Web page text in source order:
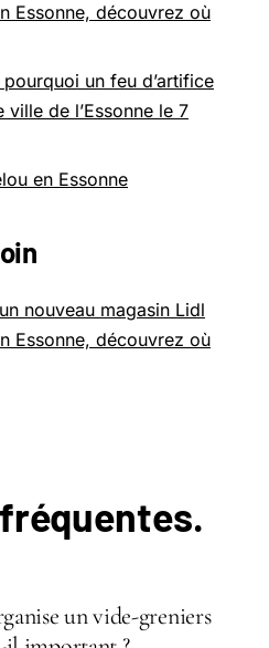
Essonne, découvrez où
un feu d’artifice
de l’Essonne le 7
en Essonne
nouveau magasin Lidl
Essonne, découvrez où
fréquentes.
un vide-greniers